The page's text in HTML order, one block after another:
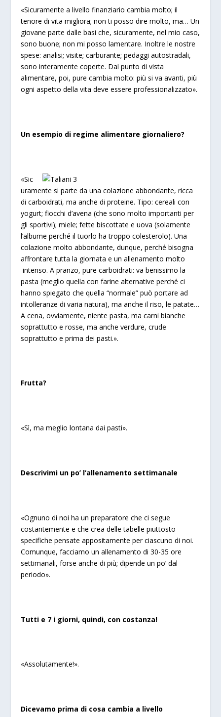
«Sicuramente a livello finanziario cambia molto; il
tenore di vita migliora; non ti posso dire molto, ma… Un
giovane parte dalle basi che, sicuramente, nel mio caso,
sono buone; non mi posso lamentare. Inoltre le nostre
spese: analisi; visite; carburante; pedaggi autostradali,
sono interamente coperte. Dal punto di vista
alimentare, poi, pure cambia molto: più si va avanti, più
ogni aspetto della vita deve essere professionalizzato».
Un esempio di regime alimentare giornaliero?
«Sic
uramente si parte da una colazione abbondante, ricca
di carboidrati, ma anche di proteine. Tipo: cereali con
yogurt; fiocchi d’avena (che sono molto importanti per
gli sportivi); miele; fette biscottate e uova (solamente
l’albume perché il tuorlo ha troppo colesterolo). Una
colazione molto abbondante, dunque, perché bisogna
affrontare tutta la giornata e un allenamento molto
intenso. A pranzo, pure carboidrati: va benissimo la
pasta (meglio quella con farine alternative perché ci
hanno spiegato che quella “normale” può portare ad
intolleranze di varia natura), ma anche il riso, le patate…
A cena, ovviamente, niente pasta, ma carni bianche
soprattutto e rosse, ma anche verdure, crude
soprattutto e prima dei pasti.».
Frutta?
«Sì, ma meglio lontana dai pasti».
Descrivimi un po’ l’allenamento settimanale
«Ognuno di noi ha un preparatore che ci segue
costantemente e che crea delle tabelle piuttosto
specifiche pensate appositamente per ciascuno di noi.
Comunque, facciamo un allenamento di 30-35 ore
settimanali, forse anche di più; dipende un po’ dal
periodo».
Tutti e 7 i giorni, quindi, con costanza!
«Assolutamente!».
Dicevamo prima di cosa cambia a livello